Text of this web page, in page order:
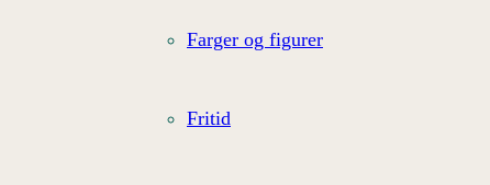
Farger og figurer
Fritid